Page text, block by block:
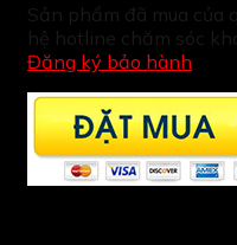
Sản phẩm đã mua của
hệ hotline chăm sóc
Đăng ký bảo hành